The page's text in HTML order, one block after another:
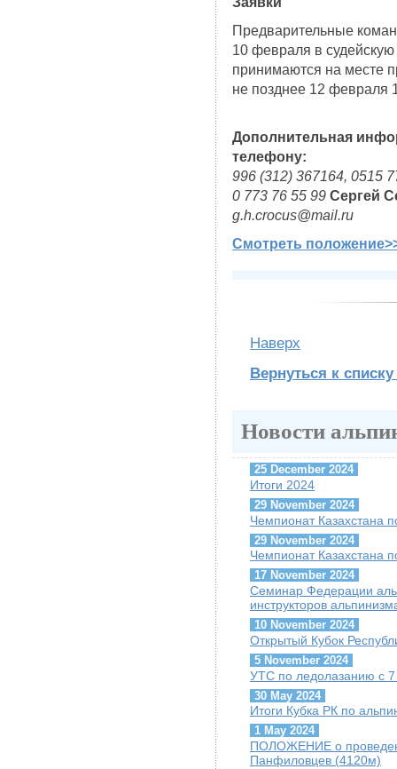
Предварительные
10 февраля в
принимаются на месте
не позднее 12 февраля
Дополнительная
телефону:
996 (312) 367164, 0515
0 773 76 55 99 Сергей
g.h.crocus@mail.ru
Смотреть
Наверх
Вернуться к списку
Новости
25 December 2024
Итоги 2024
29 November 2024
Чемпионат Казахстана
29 November 2024
Чемпионат Казахстана
17 November 2024
Семинар Федерации
инструкторов
10 November 2024
Открытый Кубок
5 November 2024
УТС по ледолазанию с 7
30 May 2024
Итоги Кубка РК по
1 May 2024
ПОЛОЖЕНИЕ о
Панфиловцев (4120м)